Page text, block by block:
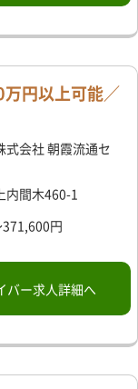
円以上可能／
式会社 朝霞流通セ
内間木460-1
円
バー求人詳細へ